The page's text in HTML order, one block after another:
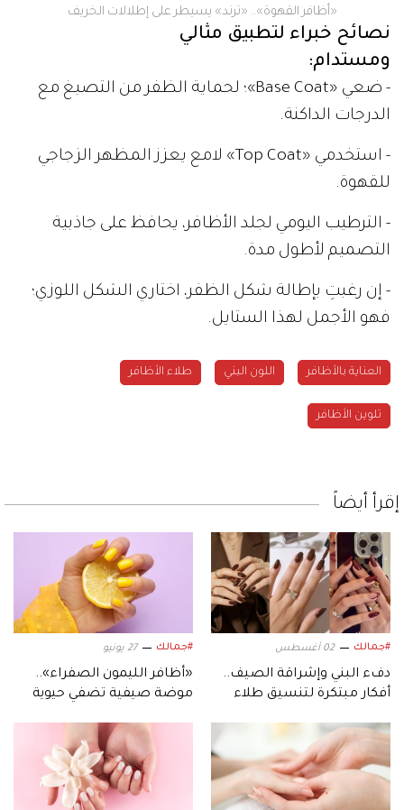
«أظافر القهوة».. «ترند» يسيطر على إطلالات الخريف
نصائح خبراء لتطبيق مثالي
ومستدام:
- ضعي «Base Coat»؛ لحماية الظفر من التصبغ مع
الدرجات الداكنة.
- استخدمي «Top Coat» لامع يعزز المظهر الزجاجي
للقهوة.
- الترطيب اليومي لجلد الأظافر، يحافظ على جاذبية
التصميم لأطول مدة.
- إن رغبتِ بإطالة شكل الظفر، اختاري الشكل اللوزي؛
فهو الأجمل لهذا الستايل.
العناية بالأظافر اللون البني طلاء الأظافر
تلوين الأظافر
إقرأ أيضاً
#جمالك 02 أغسطس
دفء البني وإشراقة الصيف..
أفكار مبتكرة لتنسيق طلاء
#جمالك 27 يونيو
«أظافر الليمون الصفراء»..
موضة صيفية تضفي حيوية